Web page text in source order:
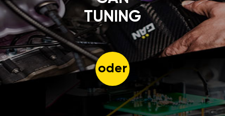
TUNING
oder